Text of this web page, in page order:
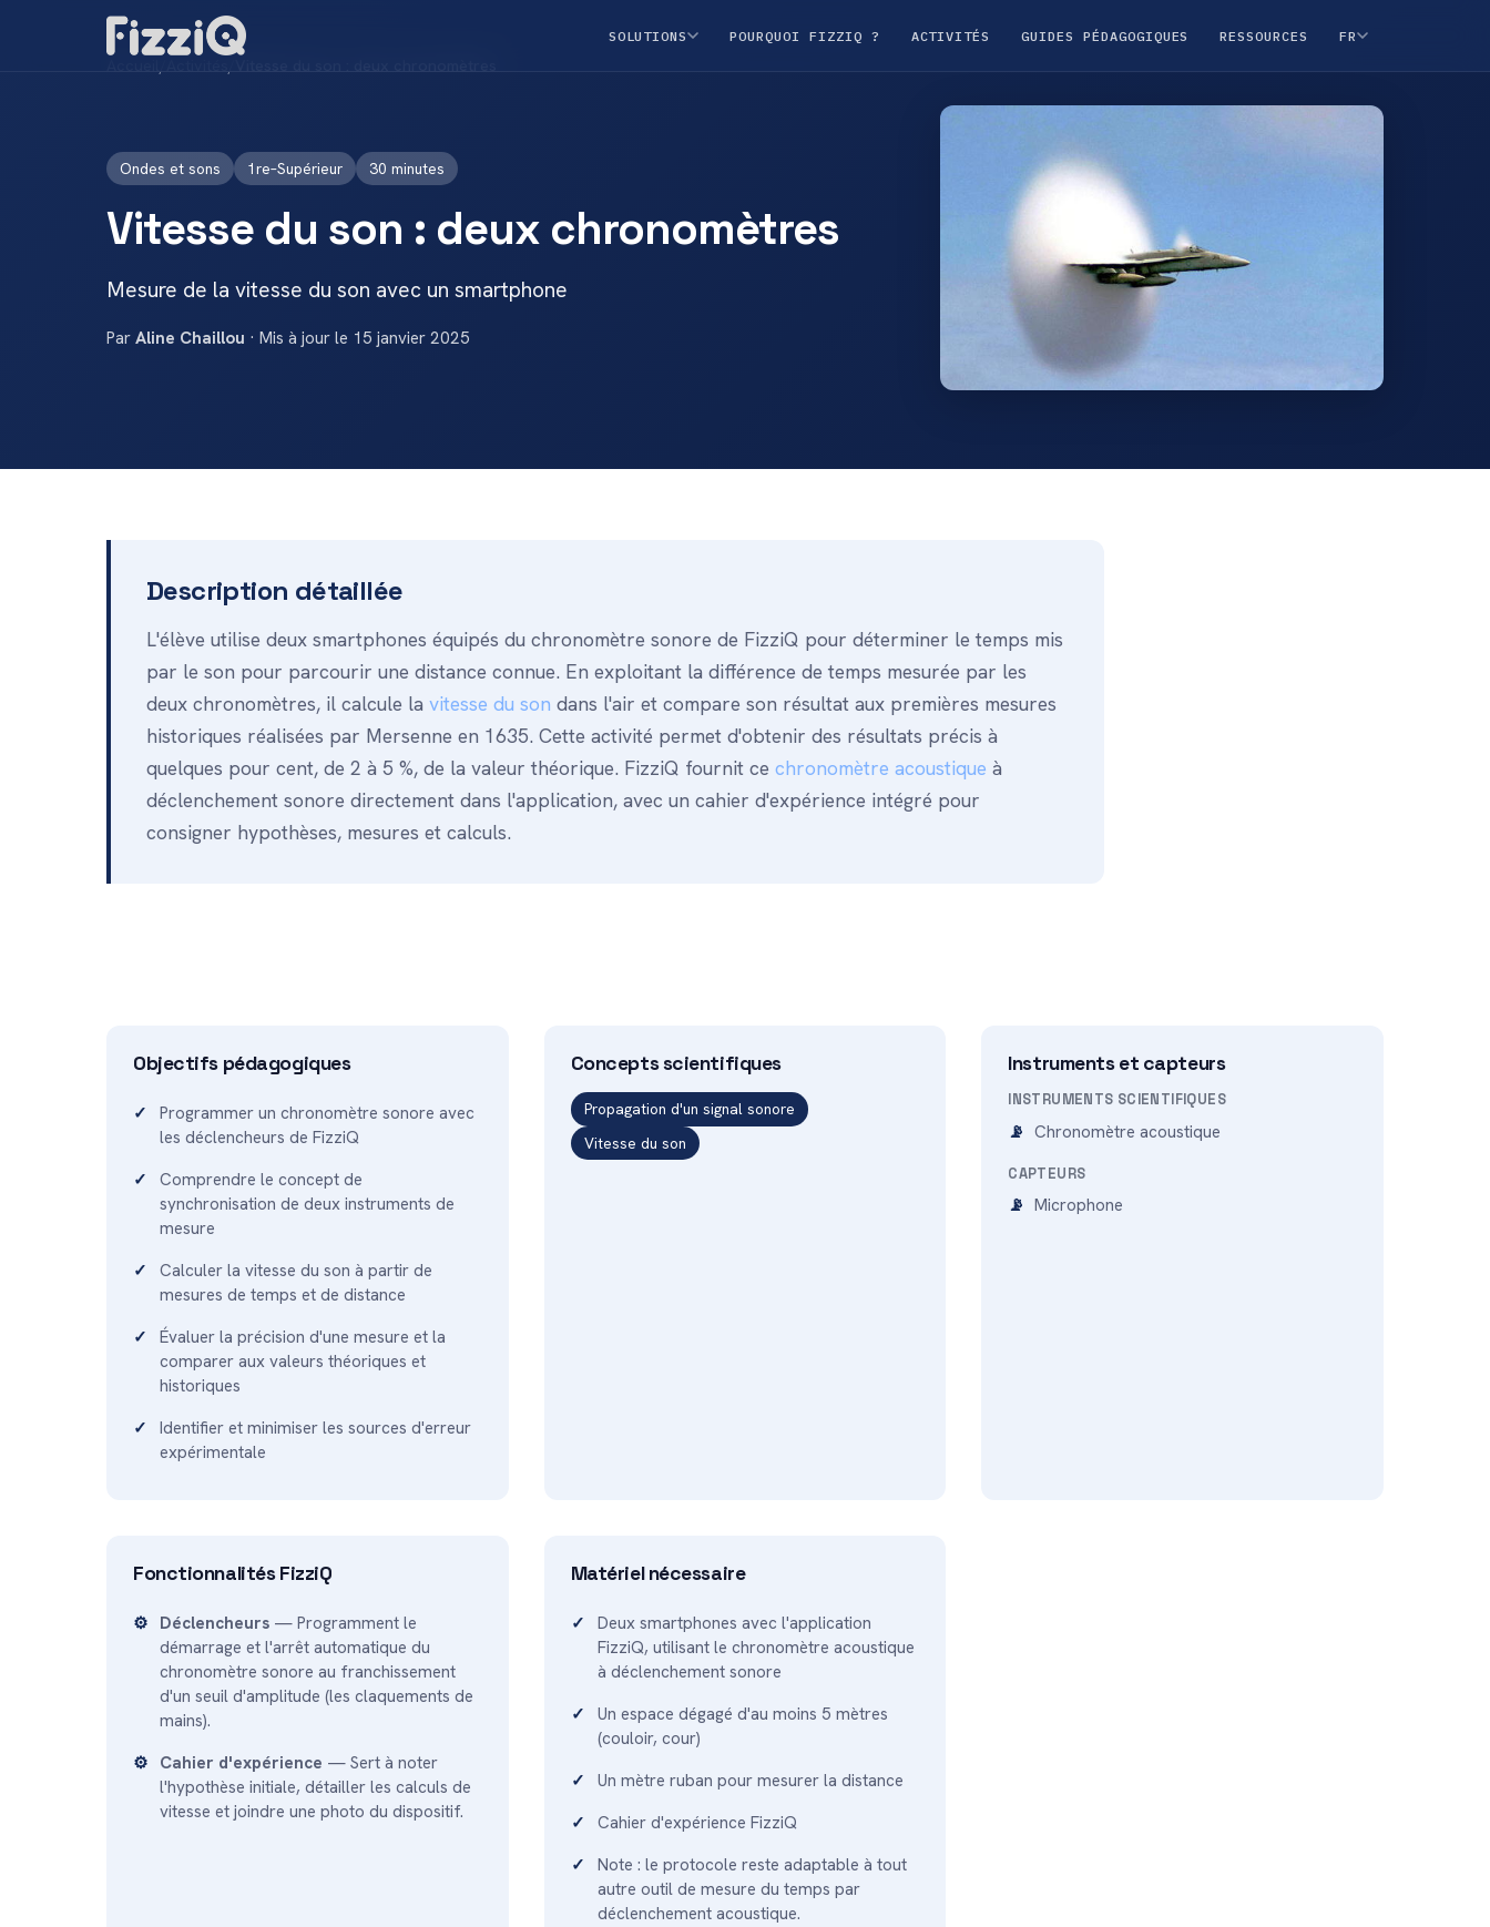
SOLUTIONS POURQUOI FIZZIQ ? ACTIVITÉS GUIDES PÉDAGOGIQUES RESSOURCES FR
Ondes et sons 1re–Supérieur 30 minutes
Vitesse du son : deux chronomètres
Mesure de la vitesse du son avec un smartphone
Par Aline Chaillou · Mis à jour le 15 janvier 2025
Description détaillée
L'élève utilise deux smartphones équipés du chronomètre sonore de FizziQ pour déterminer le temps mis
par le son pour parcourir une distance connue. En exploitant la différence de temps mesurée par les
deux chronomètres, il calcule la vitesse du son dans l'air et compare son résultat aux premières mesures
historiques réalisées par Mersenne en 1635. Cette activité permet d'obtenir des résultats précis à
quelques pour cent, de 2 à 5 %, de la valeur théorique. FizziQ fournit ce chronomètre acoustique à
déclenchement sonore directement dans l'application, avec un cahier d'expérience intégré pour
consigner hypothèses, mesures et calculs.
Objectifs pédagogiques
Programmer un chronomètre sonore avec
les déclencheurs de FizziQ
Comprendre le concept de
synchronisation de deux instruments de
mesure
Calculer la vitesse du son à partir de
mesures de temps et de distance
Évaluer la précision d'une mesure et la
comparer aux valeurs théoriques et
historiques
Identifier et minimiser les sources d'erreur
expérimentale
Concepts scientifiques
Propagation d'un signal sonore
Vitesse du son
Instruments et capteurs
INSTRUMENTS SCIENTIFIQUES
Chronomètre acoustique
CAPTEURS
Microphone
Fonctionnalités FizziQ
Déclencheurs — Programment le
démarrage et l'arrêt automatique du
chronomètre sonore au franchissement
d'un seuil d'amplitude (les claquements de
mains).
Cahier d'expérience — Sert à noter
l'hypothèse initiale, détailler les calculs de
vitesse et joindre une photo du dispositif.
Matériel nécessaire
Deux smartphones avec l'application
FizziQ, utilisant le chronomètre acoustique
à déclenchement sonore
Un espace dégagé d'au moins 5 mètres
(couloir, cour)
Un mètre ruban pour mesurer la distance
Cahier d'expérience FizziQ
Note : le protocole reste adaptable à tout
autre outil de mesure du temps par
déclenchement acoustique.